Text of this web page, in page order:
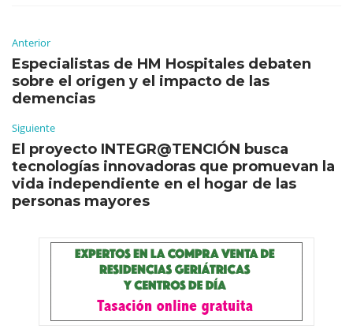
Anterior
Especialistas de HM Hospitales debaten
sobre el origen y el impacto de las
demencias
Siguiente
El proyecto INTEGR@TENCIÓN busca
tecnologías innovadoras que promuevan la
vida independiente en el hogar de las
personas mayores